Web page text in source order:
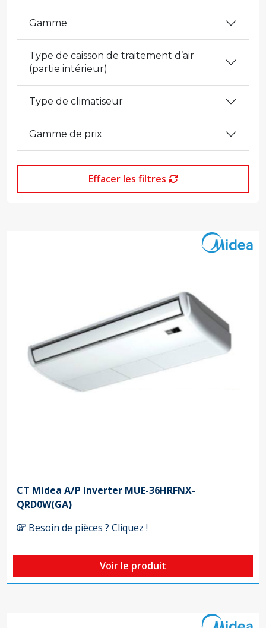
Gamme
Type de caisson de traitement d’air
(partie intérieur)
Type de climatiseur
Gamme de prix
Effacer les filtres
CT Midea A/P Inverter MUE-36HRFNX-
QRD0W(GA)
Besoin de pièces ? Cliquez !
Voir le produit